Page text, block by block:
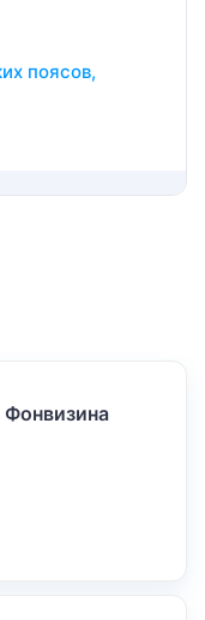
поясов,
Фонвизина